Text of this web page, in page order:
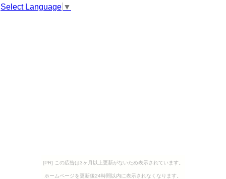
Select Language ▼
[PR] この広告は3ヶ月以上更新がないため表示されています。
ホームページを更新後24時間以内に表示されなくなります。